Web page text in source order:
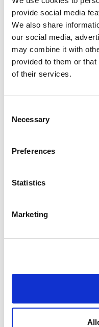
provide social media
We also share
our social media,
may combine it with
provided to them or
of their services.
Selection
Necessary
Preferences
Statistics
Marketing
てサポート
Magic xpi サ
■ 今後の移行
新機能（例
新しい
の利点
できるだけ早期に
いるため、Magic
センスは引き続き
し、Magic xpi